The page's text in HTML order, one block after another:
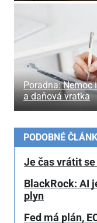
Poradna: Nemoc
a daňová vratka
PODOBNÉ
Je čas vrátit
BlackRock: AI
plyn
Fed má plán,